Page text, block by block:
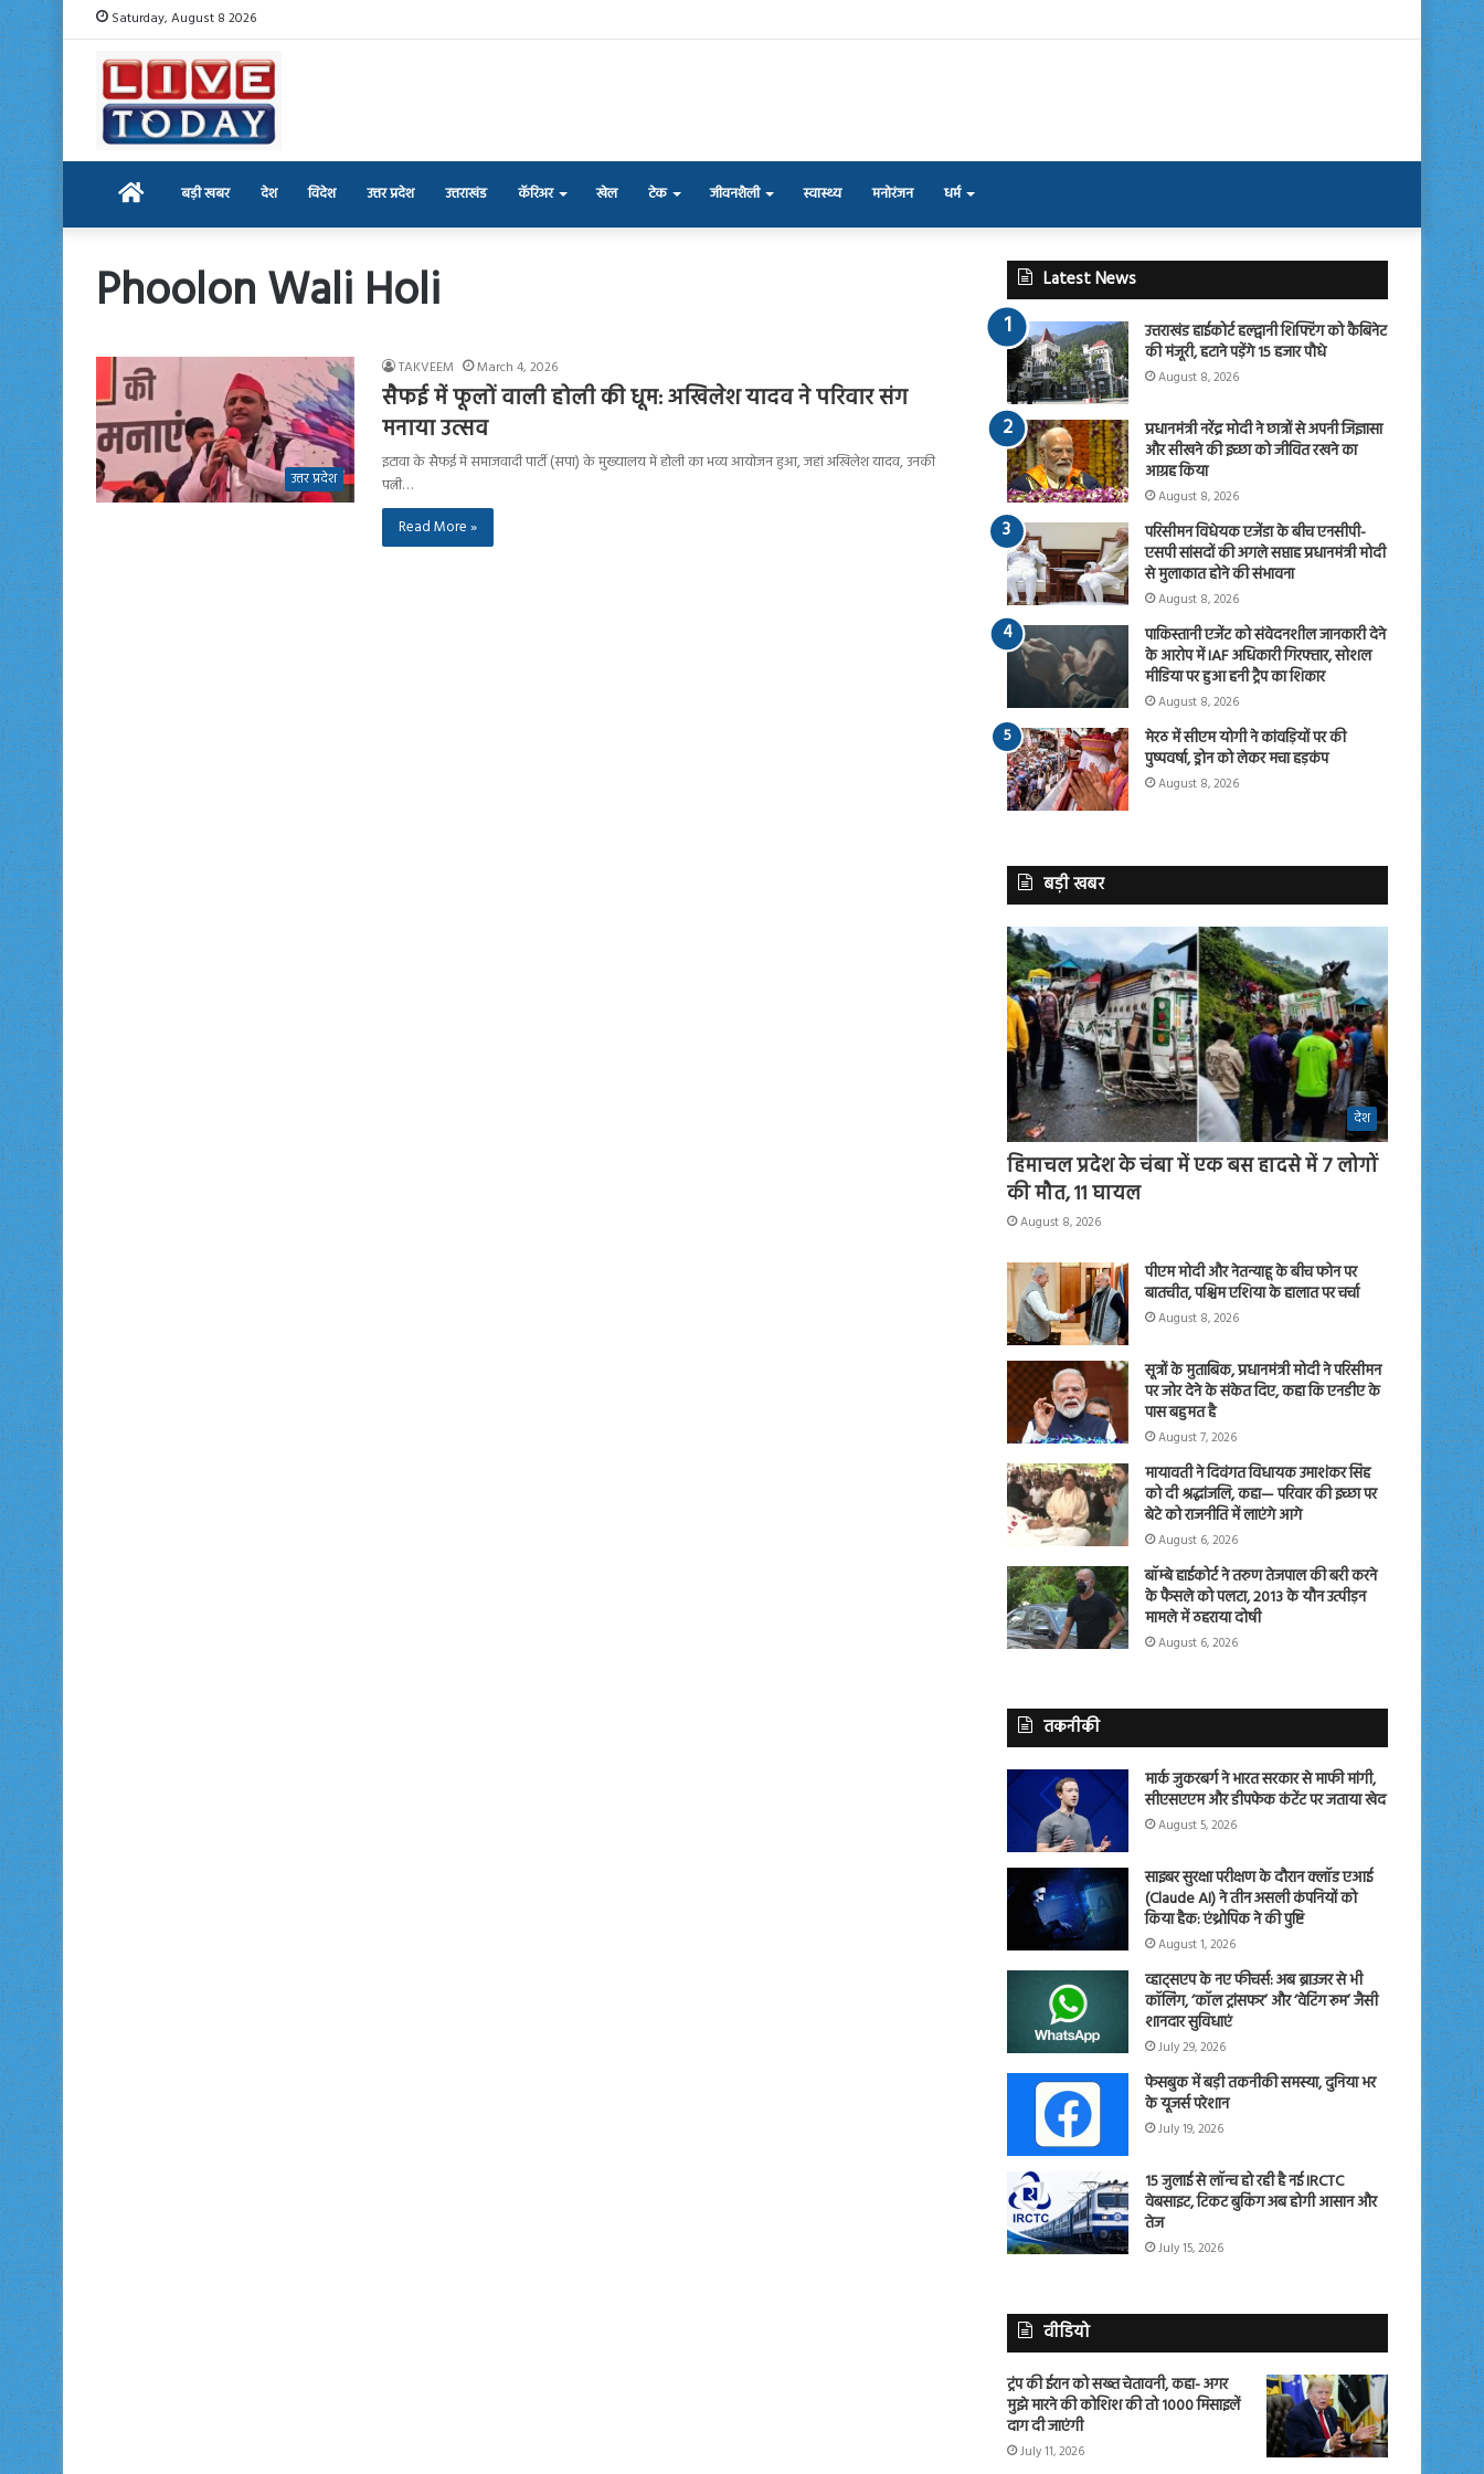
Saturday, August 8 2026
Home बड़ी खबर देश विदेश उत्तर प्रदेश उत्तराखंड कॅरिअर खेल टेक जीवनशैली स्वास्थ्य मनोरंजन धर्म
Phoolon Wali Holi
उत्तर प्रदेश
TAKVEEM March 4, 2026
सैफई में फूलों वाली होली की धूम: अखिलेश यादव ने परिवार संग
मनाया उत्सव
इटावा के सैफई में समाजवादी पार्टी (सपा) के मुख्यालय में होली का भव्य आयोजन हुआ, जहां अखिलेश यादव, उनकी
पत्नी…
Read More »
Latest News
उत्तराखंड हाईकोर्ट हल्द्वानी शिफ्टिंग को कैबिनेट
की मंजूरी, हटाने पड़ेंगे 15 हजार पौधे
August 8, 2026
प्रधानमंत्री नरेंद्र मोदी ने छात्रों से अपनी जिज्ञासा
और सीखने की इच्छा को जीवित रखने का
आग्रह किया
August 8, 2026
परिसीमन विधेयक एजेंडा के बीच एनसीपी-
एसपी सांसदों की अगले सप्ताह प्रधानमंत्री मोदी
से मुलाकात होने की संभावना
August 8, 2026
पाकिस्तानी एजेंट को संवेदनशील जानकारी देने
के आरोप में IAF अधिकारी गिरफ्तार, सोशल
मीडिया पर हुआ हनी ट्रैप का शिकार
August 8, 2026
मेरठ में सीएम योगी ने कांवड़ियों पर की
पुष्पवर्षा, ड्रोन को लेकर मचा हड़कंप
August 8, 2026
बड़ी खबर
देश
हिमाचल प्रदेश के चंबा में एक बस हादसे में 7 लोगों
की मौत, 11 घायल
August 8, 2026
पीएम मोदी और नेतन्याहू के बीच फोन पर
बातचीत, पश्चिम एशिया के हालात पर चर्चा
August 8, 2026
सूत्रों के मुताबिक, प्रधानमंत्री मोदी ने परिसीमन
पर जोर देने के संकेत दिए, कहा कि एनडीए के
पास बहुमत है
August 7, 2026
मायावती ने दिवंगत विधायक उमाशंकर सिंह
को दी श्रद्धांजलि, कहा— परिवार की इच्छा पर
बेटे को राजनीति में लाएंगे आगे
August 6, 2026
बॉम्बे हाईकोर्ट ने तरुण तेजपाल की बरी करने
के फैसले को पलटा, 2013 के यौन उत्पीड़न
मामले में ठहराया दोषी
August 6, 2026
तकनीकी
मार्क जुकरबर्ग ने भारत सरकार से माफी मांगी,
सीएसएएम और डीपफेक कंटेंट पर जताया खेद
August 5, 2026
साइबर सुरक्षा परीक्षण के दौरान क्लॉड एआई
(Claude AI) ने तीन असली कंपनियों को
किया हैक: एंथ्रोपिक ने की पुष्टि
August 1, 2026
व्हाट्सएप के नए फीचर्स: अब ब्राउजर से भी
कॉलिंग, ‘कॉल ट्रांसफर’ और ‘वेटिंग रूम’ जैसी
शानदार सुविधाएं
July 29, 2026
फेसबुक में बड़ी तकनीकी समस्या, दुनिया भर
के यूजर्स परेशान
July 19, 2026
15 जुलाई से लॉन्च हो रही है नई IRCTC
वेबसाइट, टिकट बुकिंग अब होगी आसान और
तेज
July 15, 2026
वीडियो
ट्रंप की ईरान को सख्त चेतावनी, कहा- अगर
मुझे मारने की कोशिश की तो 1000 मिसाइलें
दाग दी जाएंगी
July 11, 2026